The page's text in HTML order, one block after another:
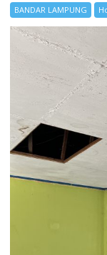
BANDAR LAMPUNG